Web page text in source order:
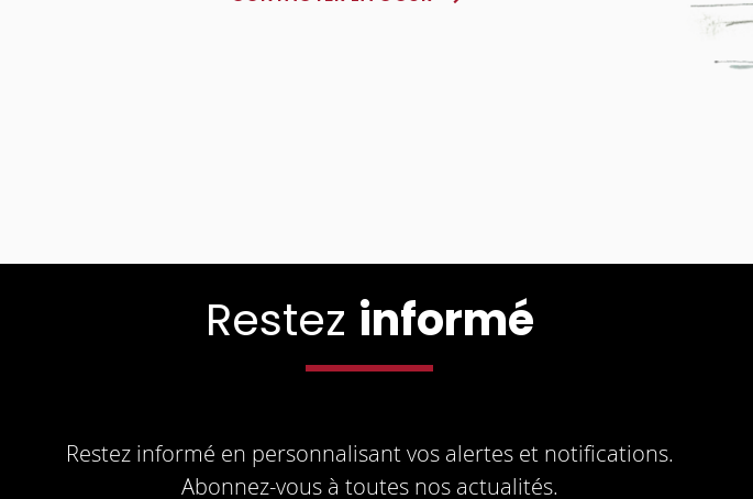
Restez informé
Restez informé en personnalisant vos alertes et notifications.
Abonnez-vous à toutes nos actualités.